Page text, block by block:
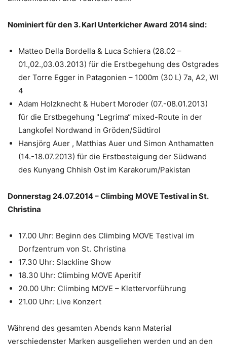
Nominiert für den 3. Karl Unterkicher Award 2014 sind:
Matteo Della Bordella & Luca Schiera (28.02 –
01.,02.,03.03.2013) für die Erstbegehung des Ostgrades
der Torre Egger in Patagonien – 1000m (30 L) 7a, A2, WI
4
Adam Holzknecht & Hubert Moroder (07.-08.01.2013)
für die Erstbegehung "Legrima“ mixed-Route in der
Langkofel Nordwand in Gröden/Südtirol
Hansjörg Auer , Matthias Auer und Simon Anthamatten
(14.-18.07.2013) für die Erstbesteigung der Südwand
des Kunyang Chhish Ost im Karakorum/Pakistan
Donnerstag 24.07.2014 – Climbing MOVE Testival in St.
Christina
17.00 Uhr: Beginn des Climbing MOVE Testival im
Dorfzentrum von St. Christina
17.30 Uhr: Slackline Show
18.30 Uhr: Climbing MOVE Aperitif
20.00 Uhr: Climbing MOVE – Klettervorführung
21.00 Uhr: Live Konzert
Während des gesamten Abends kann Material
verschiedenster Marken ausgeliehen werden und an den